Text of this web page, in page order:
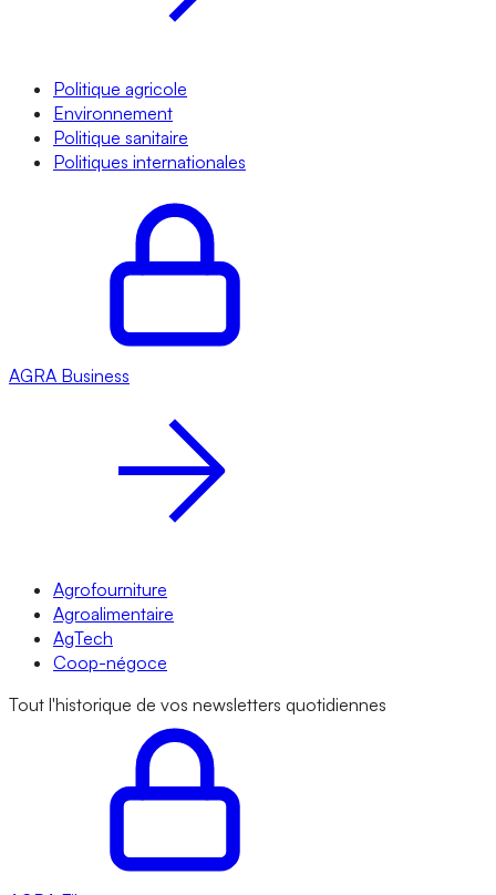
Politique agricole
Environnement
Politique sanitaire
Politiques internationales
AGRA Business
Agrofourniture
Agroalimentaire
AgTech
Coop-négoce
Tout l'historique de vos newsletters quotidiennes